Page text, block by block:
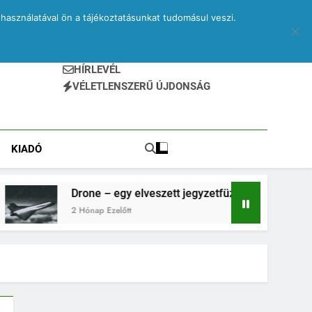
HÍRLEVÉL
VÉLETLENSZERŰ ÚJDONSÁG
KIADÓ
Drone – egy elveszett jegyzetfüzet kitépett lapjai
2 Hónap Ezelőtt
ön a tájékoztatásunkat tudomásul veszi.